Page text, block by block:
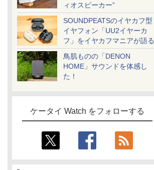
ィオスピーカー”
SOUNDPEATSのイヤカフ型
イヤフォン「UU2イヤーカ
フ」をイヤカフマニアが語る
鳥肌ものの「DENON
HOME」サウンドを体感し
た！
ケータイ Watch をフォローする